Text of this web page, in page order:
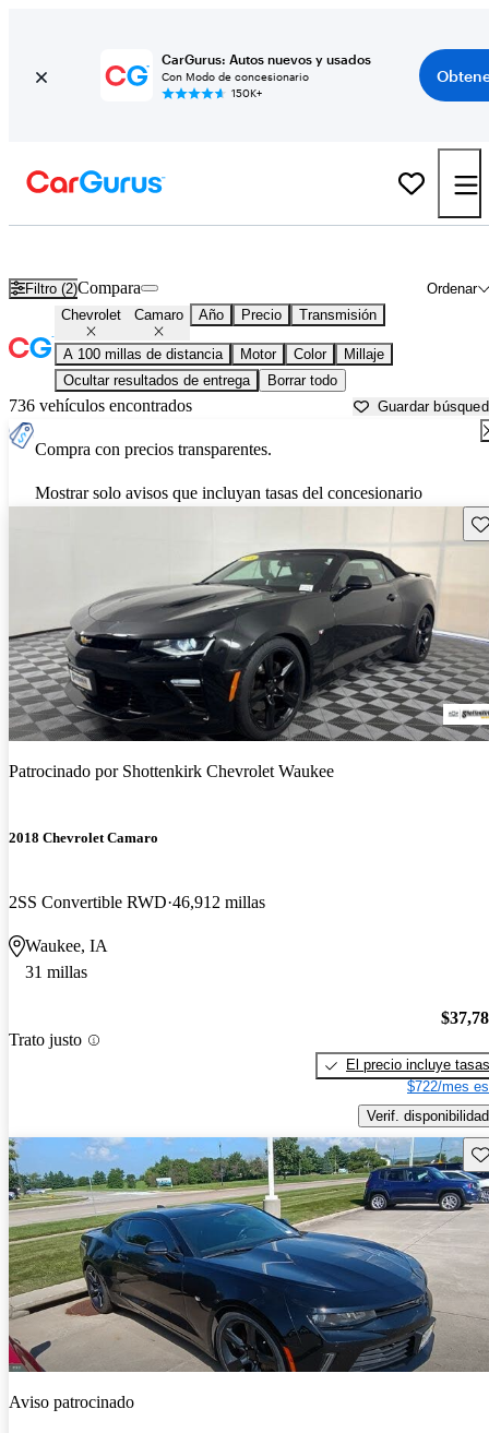
CarGurus: Autos nuevos y usados
Con Modo de concesionario
150K+
Filtro (2) Ordenar
Compara
Chevrolet Camaro Año Precio Transmisión
A 100 millas de distancia Motor Color
Millaje
Ocultar resultados de entrega
Borrar todo
736 vehículos encontrados Guardar
Compra con precios transparentes.
Mostrar solo avisos que incluyan tasas del concesionario
Patrocinado por Shottenkirk Chevrolet Waukee
2018 Chevrolet Camaro
2SS Convertible RWD 46,912 millas
Waukee, IA
31 millas
Trato justo
El precio incluye tasas
$722/mes
Verif. disponibilidad
Aviso patrocinado